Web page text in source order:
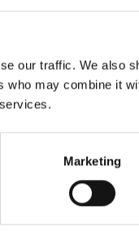
our traffic. We also
who may combine it
Marketing
1 2